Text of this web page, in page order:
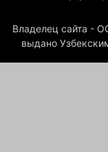
Владелец сайта -
выдано